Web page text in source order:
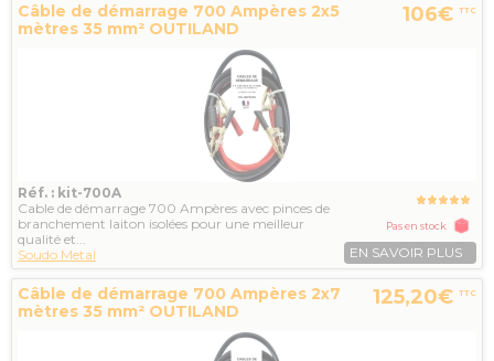
Câble de démarrage 700 Ampères 2x5
mètres 35 mm² OUTILAND
106€ TTC
Réf. : kit-700A
Cable de démarrage 700 Ampères avec pinces de
branchement laiton isolées pour une meilleur
qualité et...
Soudo Metal
Pas en stock
EN SAVOIR PLUS
Câble de démarrage 700 Ampères 2x7
mètres 35 mm² OUTILAND
125,20€ TTC